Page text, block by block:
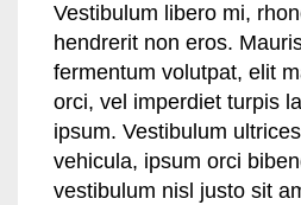
Vestibulum libero mi,
hendrerit non eros.
fermentum volutpat, elit
orci, vel imperdiet turpis
ipsum. Vestibulum
vehicula, ipsum orci
vestibulum nisl justo sit